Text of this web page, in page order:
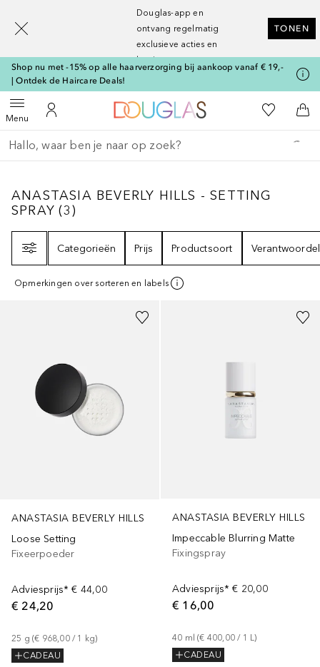
Douglas-app en
ontvang regelmatig
exclusieve acties en
kortingen
TONEN
Shop nu met -15% op alle haarverzorging bij aankoop vanaf € 19,-
| Ontdek de Haircare Deals!
MenuOpen menuNaar Mijn Account
Naar Douglas Home
Naar Mijn
Ga terug
Zoekopdracht uitvoeren
ANASTASIA BEVERLY HILLS - SETTING
ANASTASIA BEVERLY HILLS - SETTING
SPRAY (3)
Categorieën
Prijs Productsoort
Opmerkingen over sorteren en labels
ANASTASIA BEVERLY HILLS
Loose Setting
Fixeerpoeder
Adviesprijs* € 44,00
€ 24,20
25 g (€ 968,00 / 1 kg)
CADEAU
ANASTASIA BEVERLY HILLS
Impeccable Blurring Matte
Fixingspray
Adviesprijs* € 20,00
€ 16,00
40 ml (€ 400,00 / 1 L)
CADEAU
[navigation.slideout.screenreader]